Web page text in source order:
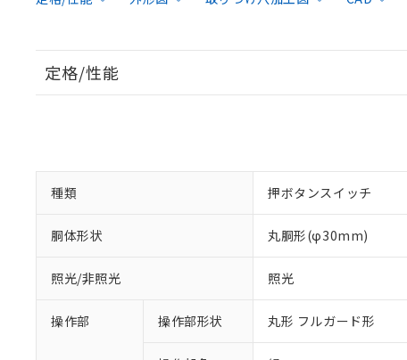
定格/性能
種類 押ボタンスイッチ
胴体形状 丸胴形(φ30mm)
照光/非照光 照光
操作部 操作部形状 丸形 フルガード形